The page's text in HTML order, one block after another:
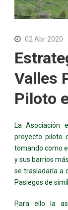
02 Abr 2020
Valles
Piloto
La Asociación
proyecto piloto
tomando como
y sus barrios
se trasladaría a
Pasiegos de
Para ello la